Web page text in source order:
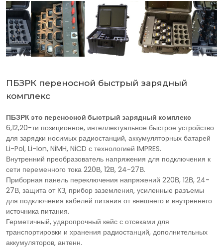
ПБЗРК переносной быстрый зарядный
комплекс
ПБЗРК это переносной быстрый зарядный комплекс
6,12,20-ти позиционное, интеллектуальное быстрое устройство
для зарядки носимых радиостанций, аккумуляторных батарей
Li-Pol, Li-Ion, NiMH, NiCD с технологией IMPRES.
Внутренний преобразователь напряжения для подключения к
сети переменного тока 220В, 12В, 24-27В.
Приборная панель переключения напряжений 220В, 12В, 24-
27В, защита от КЗ, прибор заземления, усиленные разъемы
для подключения кабелей питания от внешнего и внутреннего
источника питания.
Герметичный, ударопрочный кейс с отсеками для
транспортировки и хранения радиостанций, дополнительных
аккумуляторов, антенн.